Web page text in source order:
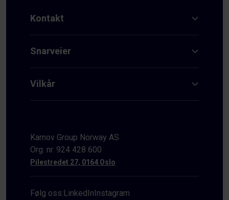
Kontakt
Snarveier
Vilkår
Karnov Group Norway AS
Org. nr. 924 428 600
Pilestredet 27, 0164 Oslo
Følg oss:LinkedInInstagram